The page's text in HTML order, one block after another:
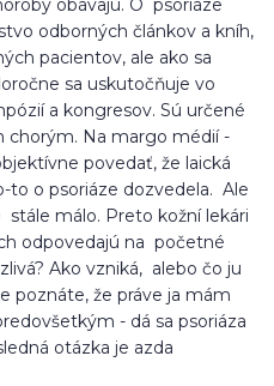
obávajú. O psoriáze
odborných článkov a kníh,
pacientov, ale ako sa
sa uskutočňuje vo
a kongresov. Sú určené
chorým. Na margo médií -
povedať, že laická
o psoriáze dozvedela. Ale
málo. Preto kožní lekári
odpovedajú na početné
Ako vzniká, alebo čo ju
poznáte, že práve ja mám
- dá sa psoriáza
otázka je azda